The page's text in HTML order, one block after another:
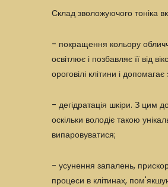
Склад зволожуючого тоніка
- покращення кольору
освітлює і позбавляє її від
ороговілі клітини і допомагає
- дегідратація шкіри. З цим
оскільки володіє такою
випаровуватися;
- усунення запалень,
процеси в клітинах,